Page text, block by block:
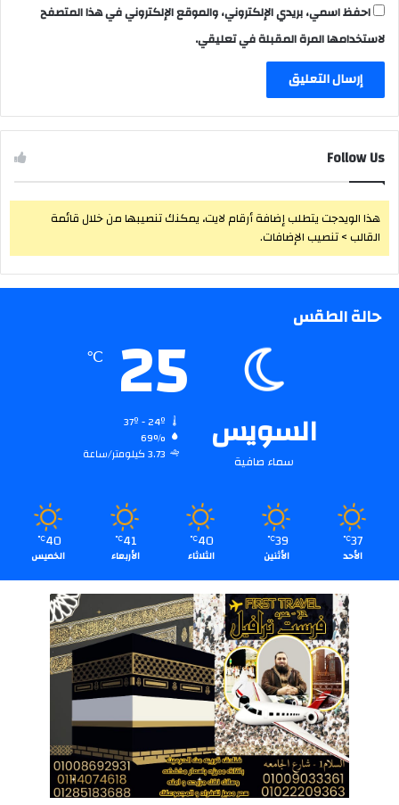
احفظ اسمي، بريدي الإلكتروني، والموقع الإلكتروني في هذا المتصفح
لاستخدامها المرة المقبلة في تعليقي.
Follow Us
هذا الويدجت يتطلب إضافة أرقام لايت، يمكنك تنصيبها من خلال قائمة
القالب > تنصيب الإضافات.
حالة الطقس
السويس
سماء صافية
25
℃
69%
3.73 كيلومتر/ساعة
37
℃
الأحد
39
℃
الأثنين
40
℃
الثلاثاء
41
℃
الأربعاء
40
℃
الخميس